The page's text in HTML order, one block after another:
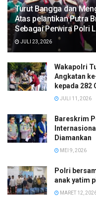
Turut Bangga dan
Atas pelantikan Putra
Sebagai Perwira Polri
JULI 23, 2026
Wakapolri
Angkatan
kepada 282
JULI 11, 2026
Bareskrim
Diamankan
MEI 9, 2026
Polri
anak yatim
MARET 12,